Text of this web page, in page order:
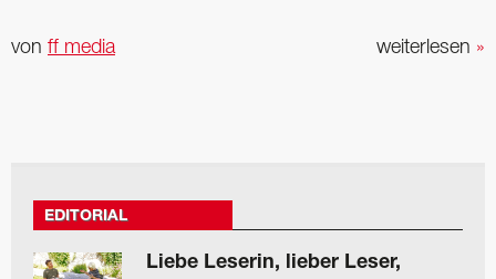
weiterlesen »
von ff media
EDITORIAL
Liebe Leserin, lieber Leser,